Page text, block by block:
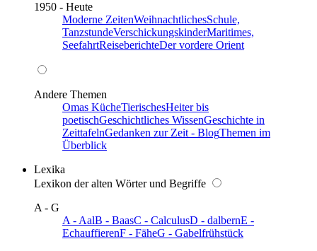
1950 - Heute
Moderne ZeitenWeihnachtlichesSchule,
TanzstundeVerschickungskinderMaritimes,
SeefahrtReiseberichteDer vordere Orient
Andere Themen
Omas KücheTierischesHeiter bis
poetischGeschichtliches WissenGeschichte in
ZeittafelnGedanken zur Zeit - BlogThemen im
Überblick
Lexika
Lexikon der alten Wörter und Begriffe
A - G
A - AalB - BaasC - CalculusD - dalbernE -
EchauffierenF - FäheG - Gabelfrühstück